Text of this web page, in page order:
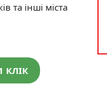
та інші міста
КЛIК